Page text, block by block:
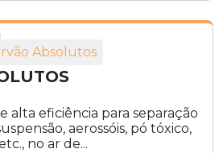
Absolutos
alta eficiência para separação
aerossóis, pó tóxico,
no ar de...